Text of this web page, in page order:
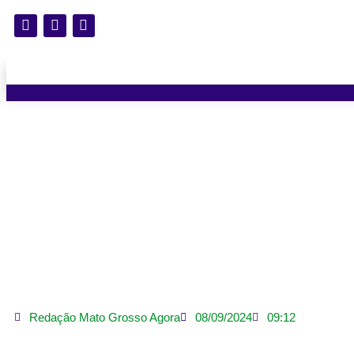
Redação Mato Grosso Agora 08/09/2024 09:12